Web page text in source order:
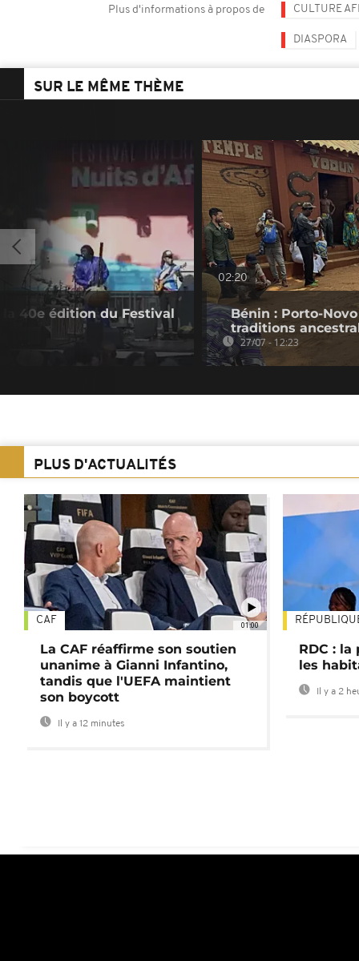
Plus d'informations à propos de CULTURE
DIASPORA
SUR LE MÊME THÈME
40e édition du Festival
02:20
Bénin : Porto-
traditions
27/07 - 12:23
PLUS D'ACTUALITÉS
01:00
CAF
La CAF réaffirme son soutien
unanime à Gianni Infantino,
tandis que l'UEFA maintient
son boycott
Il y a 12 minutes
RDC : la
les
Il y a 2